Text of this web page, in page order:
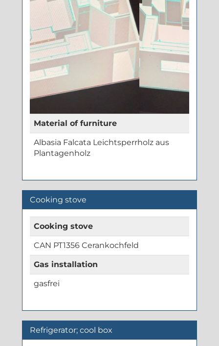
Material of furniture
Albasia Falcata Leichtsperrholz aus
Plantagenholz
Cooking stove
Cooking stove
CAN PT1356 Cerankochfeld
Gas installation
gasfrei
Refrigerator; cool box